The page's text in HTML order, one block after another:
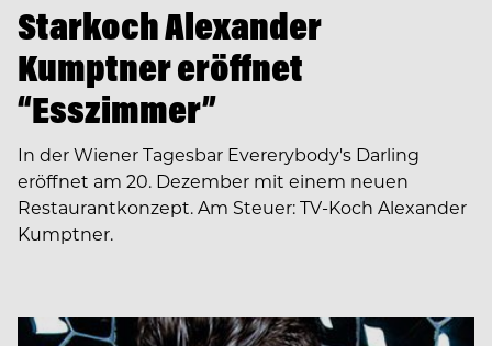
Starkoch Alexander
Kumptner eröffnet
“Esszimmer”
In der Wiener Tagesbar Evererybody's Darling
eröffnet am 20. Dezember mit einem neuen
Restaurantkonzept. Am Steuer: TV-Koch Alexander
Kumptner.